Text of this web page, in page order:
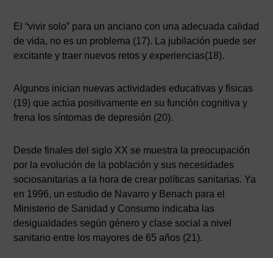
El “vivir solo” para un anciano con una adecuada calidad
de vida, no es un problema (17). La jubilación puede ser
excitante y traer nuevos retos y experiencias(18).
Algunos inician nuevas actividades educativas y físicas
(19) que actúa positivamente en su función cognitiva y
frena los síntomas de depresión (20).
Desde finales del siglo XX se muestra la preocupación
por la evolución de la población y sus necesidades
sociosanitarias a la hora de crear políticas sanitarias. Ya
en 1996, un estudio de Navarro y Benach para el
Ministerio de Sanidad y Consumo indicaba las
desigualdades según género y clase social a nivel
sanitario entre los mayores de 65 años (21).